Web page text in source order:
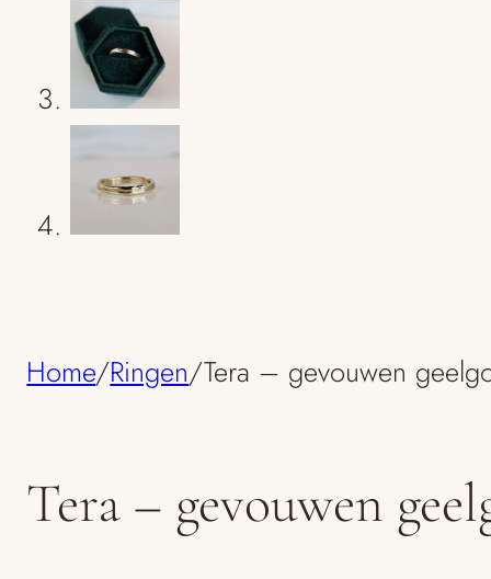
Home/Ringen/Tera – gevouwen
Tera – gevouwen